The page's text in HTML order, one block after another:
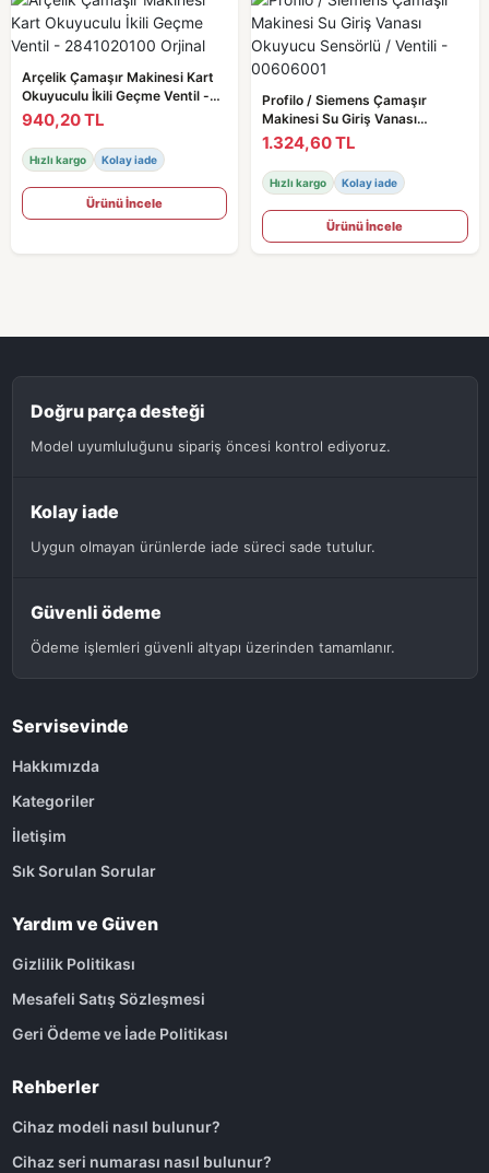
Arçelik Çamaşır Makinesi Kart
Okuyuculu İkili Geçme Ventil -
2841020100 Orjinal
940,20 TL
Hızlı kargo Kolay iade
Ürünü İncele
Profilo / Siemens Çamaşır
Makinesi Su Giriş Vanası
Okuyucu Sensörlü / Ventili -
00606001
1.324,60 TL
Hızlı kargo Kolay iade
Ürünü İncele
Doğru parça desteği
Model uyumluluğunu sipariş öncesi kontrol ediyoruz.
Kolay iade
Uygun olmayan ürünlerde iade süreci sade tutulur.
Güvenli ödeme
Ödeme işlemleri güvenli altyapı üzerinden tamamlanır.
Servisevinde
Hakkımızda
Kategoriler
İletişim
Sık Sorulan Sorular
Yardım ve Güven
Gizlilik Politikası
Mesafeli Satış Sözleşmesi
Geri Ödeme ve İade Politikası
Rehberler
Cihaz modeli nasıl bulunur?
Cihaz seri numarası nasıl bulunur?